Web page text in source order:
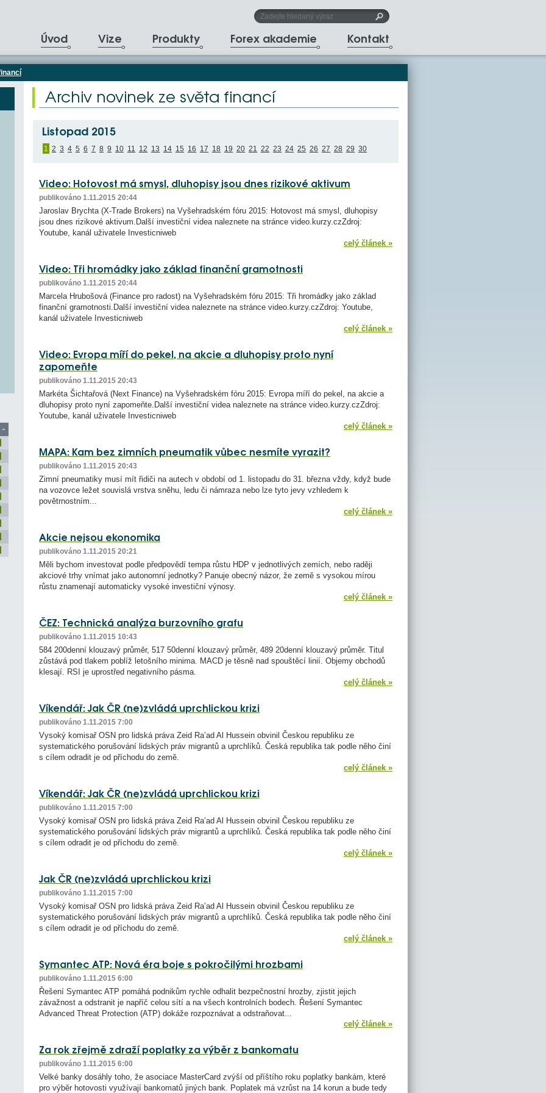
Úvod Vize Produkty Forex akademie Kontakt
-
Archiv novinek ze světa financí
Listopad 2015
1 2 3 4 5 6 7 8 9 10 11 12 13 14 15 16 17 18 19 20 21 22 23 24 25 26 27 28 29 30
Video: Hotovost má smysl, dluhopisy jsou dnes rizikové aktivum
publikováno 1.11.2015 20:44
Jaroslav Brychta (X-Trade Brokers) na Vyšehradském fóru 2015: Hotovost má smysl, dluhopisy
jsou dnes rizikové aktivum.Další investiční videa naleznete na stránce video.kurzy.czZdroj:
Youtube, kanál uživatele Investicniweb
celý článek »
Video: Tři hromádky jako základ finanční gramotnosti
publikováno 1.11.2015 20:44
Marcela Hrubošová (Finance pro radost) na Vyšehradském fóru 2015: Tři hromádky jako základ
finanční gramotnosti.Další investiční videa naleznete na stránce video.kurzy.czZdroj: Youtube,
kanál uživatele Investicniweb
celý článek »
Video: Evropa míří do pekel, na akcie a dluhopisy proto nyní
zapomeňte
publikováno 1.11.2015 20:43
Markéta Šichtařová (Next Finance) na Vyšehradském fóru 2015: Evropa míří do pekel, na akcie a
dluhopisy proto nyní zapomeňte.Další investiční videa naleznete na stránce video.kurzy.czZdroj:
Youtube, kanál uživatele Investicniweb
celý článek »
MAPA: Kam bez zimních pneumatik vůbec nesmíte vyrazit?
publikováno 1.11.2015 20:43
Zimní pneumatiky musí mít řidiči na autech v období od 1. listopadu do 31. března vždy, když bude
na vozovce ležet souvislá vrstva sněhu, ledu či námraza nebo lze tyto jevy vzhledem k
povětrnostním...
celý článek »
Akcie nejsou ekonomika
publikováno 1.11.2015 20:21
Měli bychom investovat podle předpovědí tempa růstu HDP v jednotlivých zemích, nebo raději
akciové trhy vnímat jako autonomní jednotky? Panuje obecný názor, že země s vysokou mírou
růstu znamenají automaticky vysoké investiční výnosy.
celý článek »
ČEZ: Technická analýza burzovního grafu
publikováno 1.11.2015 10:43
584 200denní klouzavý průměr, 517 50denní klouzavý průměr, 489 20denní klouzavý průměr. Titul
zůstává pod tlakem poblíž letošního minima. MACD je těsně nad spouštěcí linií. Objemy obchodů
klesají. RSI je uprostřed negativního pásma.
celý článek »
Víkendář: Jak ČR (ne)zvládá uprchlickou krizi
publikováno 1.11.2015 7:00
Vysoký komisař OSN pro lidská práva Zeid Ra’ad Al Hussein obvinil Českou republiku ze
systematického porušování lidských práv migrantů a uprchlíků. Česká republika tak podle něho činí
s cílem odradit je od příchodu do země.
celý článek »
Víkendář: Jak ČR (ne)zvládá uprchlickou krizi
publikováno 1.11.2015 7:00
Vysoký komisař OSN pro lidská práva Zeid Ra’ad Al Hussein obvinil Českou republiku ze
systematického porušování lidských práv migrantů a uprchlíků. Česká republika tak podle něho činí
s cílem odradit je od příchodu do země.
celý článek »
Jak ČR (ne)zvládá uprchlickou krizi
publikováno 1.11.2015 7:00
Vysoký komisař OSN pro lidská práva Zeid Ra’ad Al Hussein obvinil Českou republiku ze
systematického porušování lidských práv migrantů a uprchlíků. Česká republika tak podle něho činí
s cílem odradit je od příchodu do země.
celý článek »
Symantec ATP: Nová éra boje s pokročilými hrozbami
publikováno 1.11.2015 6:00
Řešení Symantec ATP pomáhá podnikům rychle odhalit bezpečnostní hrozby, zjistit jejich
závažnost a odstranit je napříč celou sítí a na všech kontrolních bodech. Řešení Symantec
Advanced Threat Protection (ATP) dokáže rozpoznávat a odstraňovat...
celý článek »
Za rok zřejmě zdraží poplatky za výběr z bankomatu
publikováno 1.11.2015 6:00
Velké banky dosáhly toho, že asociace MasterCard zvýší od příštího roku poplatky bankám, které
pro výběr hotovosti využívají bankomatů jiných bank. Poplatek má vzrůst na 14 korun a bude tedy